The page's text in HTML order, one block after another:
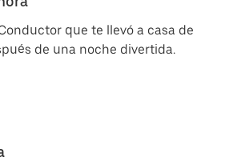
que te llevó a casa de
de una noche divertida.